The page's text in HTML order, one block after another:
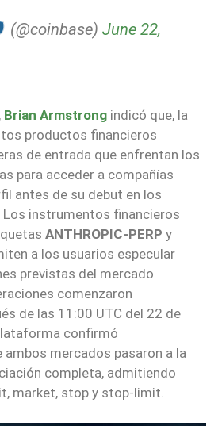
(@coinbase)June 22,
Brian Armstrong indicó que, la
productos financieros
de entrada que enfrentan los
para acceder a compañías
antes de su debut en los
instrumentos financieros
ANTHROPIC-PERP y
a los usuarios especular
previstas del mercado
comenzaron
de las 11:00 UTC del 22 de
confirmó
mercados pasaron a la
completa, admitiendo
market, stop y stop-limit.